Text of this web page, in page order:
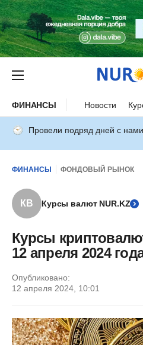
ФИНАНСЫ Новости
Провели подряд дней с нами
ФИНАНСЫ ФОНДОВЫЙ РЫНОК
КВ Курсы валют NUR.KZ
Курсы
12 апреля 2024
Опубликовано:
12 апреля 2024, 10:01